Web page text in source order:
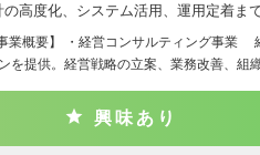
高度化、システム活用、運用定着ま
事業概要】 ・経営コンサルティング事業
を提供。経営戦略の立案、業務改善、組
興味あり